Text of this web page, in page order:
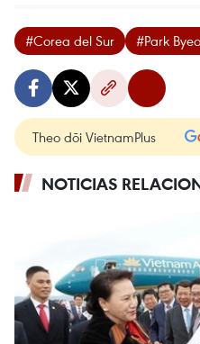
#Corea del Sur #Park
Theo dõi VietnamPlus
NOTICIAS